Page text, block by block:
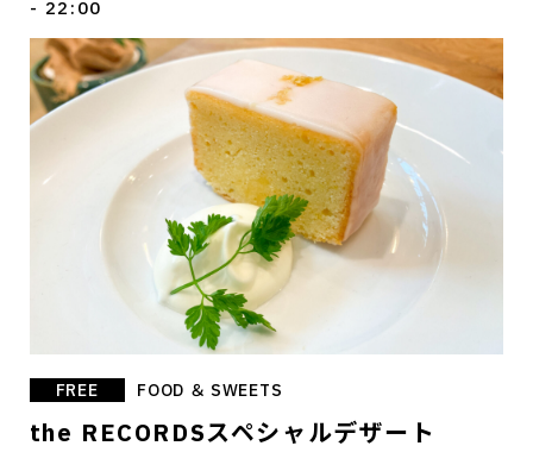
- 22:00
FREE FOOD ＆ SWEETS
the RECORDSスペシャルデザート